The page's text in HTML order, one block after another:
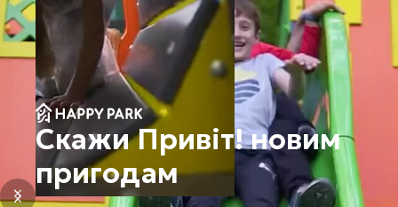
3D візуалізація на
сайті